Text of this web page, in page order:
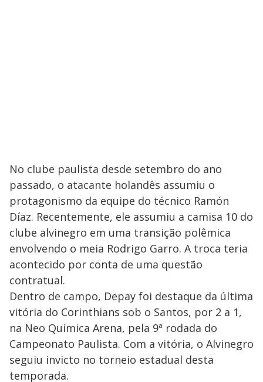
No clube paulista desde setembro do ano
passado, o atacante holandês assumiu o
protagonismo da equipe do técnico Ramón
Díaz. Recentemente, ele assumiu a camisa 10 do
clube alvinegro em uma transição polêmica
envolvendo o meia Rodrigo Garro. A troca teria
acontecido por conta de uma questão
contratual.
Dentro de campo, Depay foi destaque da última
vitória do Corinthians sob o Santos, por 2 a 1,
na Neo Química Arena, pela 9ª rodada do
Campeonato Paulista. Com a vitória, o Alvinegro
seguiu invicto no torneio estadual desta
temporada.